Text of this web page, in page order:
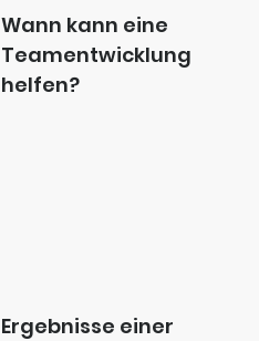
Wann kann eine
Teamentwicklung
helfen?
Ergebnisse einer